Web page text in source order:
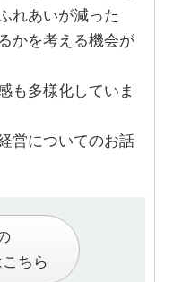
れあいが減った
かを考える機会が
も多様化していま
営についてのお話
ちら